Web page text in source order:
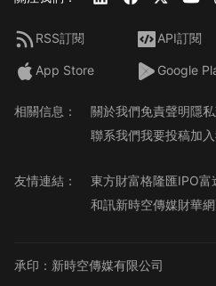
RSS訂閱 API訂閱
App Store Google
相關信息： 關於我們免責聲明隱
聯系我們我要投稿加
友情連結： 東方財富格隆匯IPO富
和訊新時空傳媒財華網
承印：新時空傳媒有限公司